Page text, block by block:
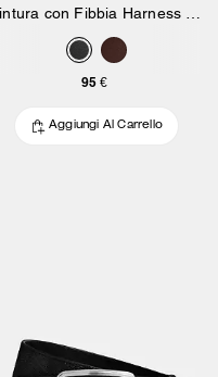
Cintura con Fibbia Harness Signature, 35 mm
95 €
Aggiungi Al Carrello